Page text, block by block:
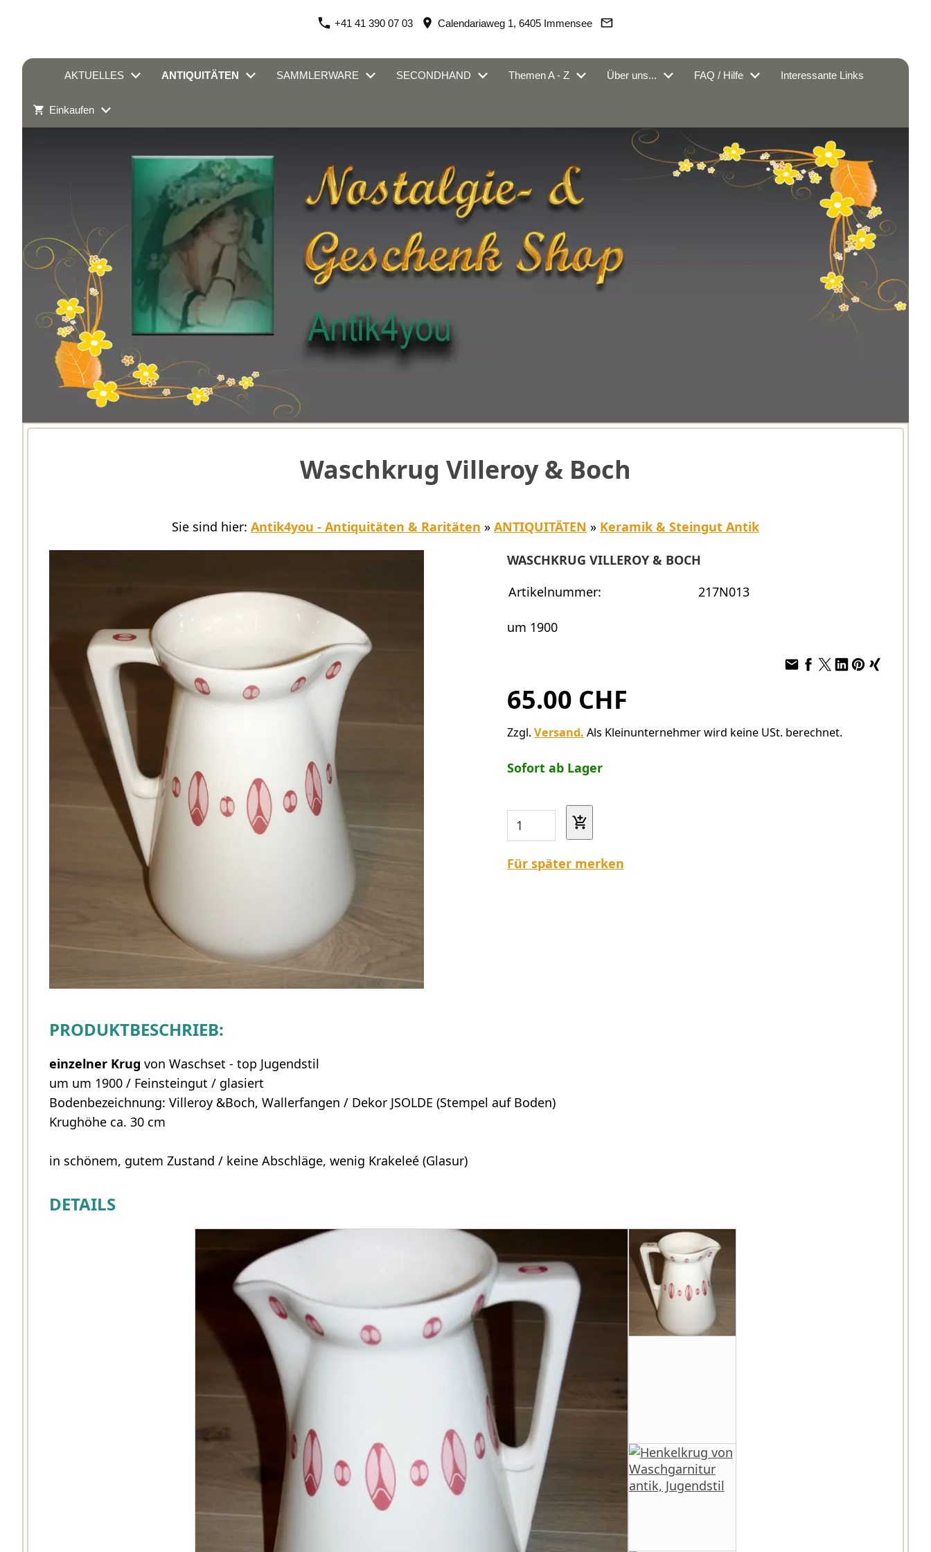
+41 41 390 07 03 Calendariaweg 1, 6405 Immensee
AKTUELLES ANTIQUITÄTEN SAMMLERWARE SECONDHAND Themen A - Z Über uns... FAQ / Hilfe Interessante Links
Einkaufen
Waschkrug Villeroy & Boch
Sie sind hier: Antik4you - Antiquitäten & Raritäten » ANTIQUITÄTEN » Keramik & Steingut Antik
WASCHKRUG VILLEROY & BOCH
Artikelnummer:
217N013
um 1900
65.00 CHF
Zzgl.Versand. Als Kleinunternehmer wird keine USt. berechnet.
Sofort ab Lager
Für später merken
PRODUKTBESCHRIEB:
einzelner Krug von Waschset - top Jugendstil
um um 1900 / Feinsteingut / glasiert
Bodenbezeichnung: Villeroy &Boch, Wallerfangen / Dekor JSOLDE (Stempel auf Boden)
Krughöhe ca. 30 cm
in schönem, gutem Zustand / keine Abschläge, wenig Krakeleé (Glasur)
DETAILS